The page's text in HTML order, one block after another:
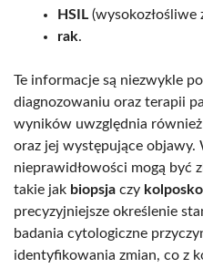
HSIL (wysokozłośliwe
rak.
Te informacje są niezwykle
diagnozowaniu oraz terapii
wyników uwzględnia
oraz jej występujące objawy.
nieprawidłowości mogą być
takie jak biopsja czy
precyzyjniejsze określenie
badania cytologiczne
identyfikowania zmian, co z